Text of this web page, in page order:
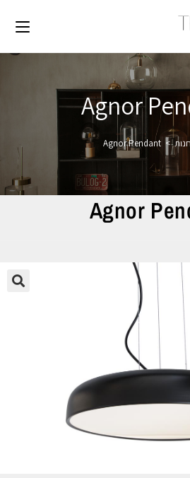
Agnor
חנות >
Agnor Pendant
Agnor